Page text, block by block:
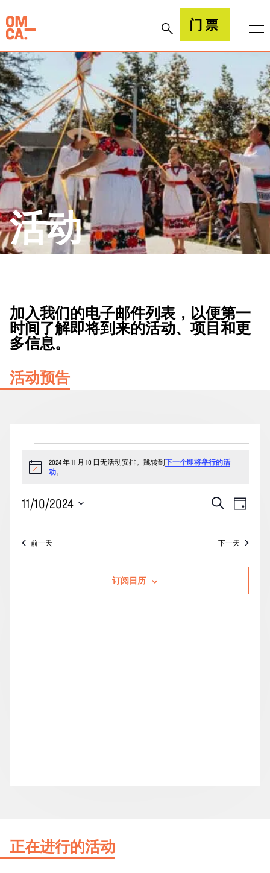
到
内
容
加州奥克兰博物馆(OMCA) 门票
活动
加入我们的电子邮件列表，以便第一
时间了解即将到来的活动、项目和更
多信息。
活动预告
年
月
10
日
的
活
通
2024 年 11 月 10 日无活动安排。跳转到下一个即将举行的活
动。
活
动
搜
索
和
搜
事
件
视
导
天
11/10/2024
日
前一天 下一天
订阅日历
正在进行的活动